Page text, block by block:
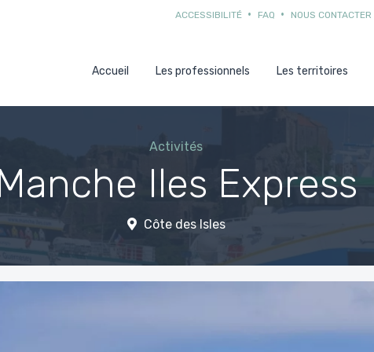
ACCESSIBILITÉ FAQ NOUS CONTACTER
Accueil Les professionnels Les territoires
Activités
Iles Express
Côte des Isles